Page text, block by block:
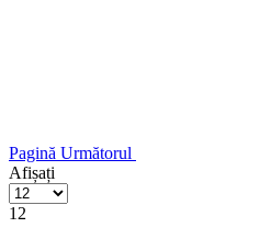
Pagină Următorul
Afișați
12